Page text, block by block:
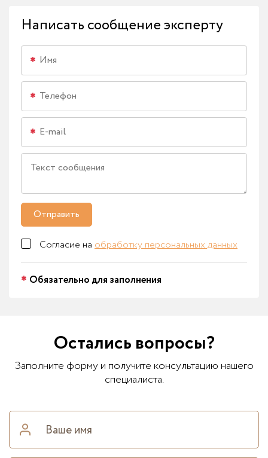
Написать сообщение эксперту
Отправить
Согласие на обработку персональных данных
Обязательно для заполнения
Остались вопросы?
Заполните форму и получите консультацию нашего
специалиста.